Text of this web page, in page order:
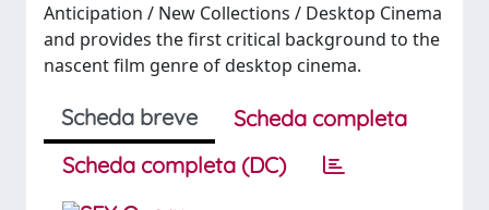
Anticipation / New Collections / Desktop Cinema
and provides the first critical background to the
nascent film genre of desktop cinema.
Scheda breve
Scheda completa
Scheda completa (DC)